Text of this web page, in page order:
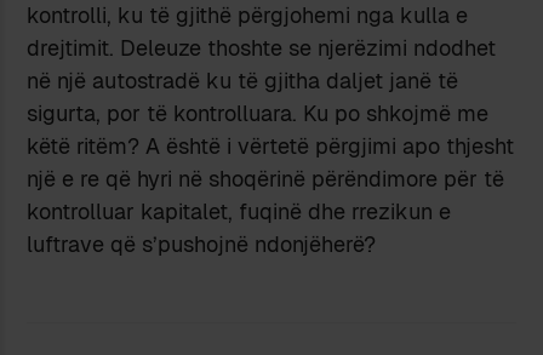
kontrolli, ku të gjithë përgjohemi nga kulla e
drejtimit. Deleuze thoshte se njerëzimi ndodhet
në një autostradë ku të gjitha daljet janë të
sigurta, por të kontrolluara. Ku po shkojmë me
këtë ritëm? A është i vërtetë përgjimi apo thjesht
një e re që hyri në shoqërinë përëndimore për të
kontrolluar kapitalet, fuqinë dhe rrezikun e
luftrave që s’pushojnë ndonjëherë?